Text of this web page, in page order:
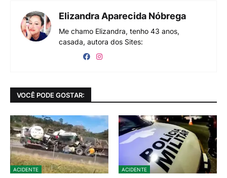
Elizandra Aparecida Nóbrega
Me chamo Elizandra, tenho 43 anos,
casada, autora dos Sites:
VOCÊ PODE GOSTAR:
ACIDENTE ACIDENTE